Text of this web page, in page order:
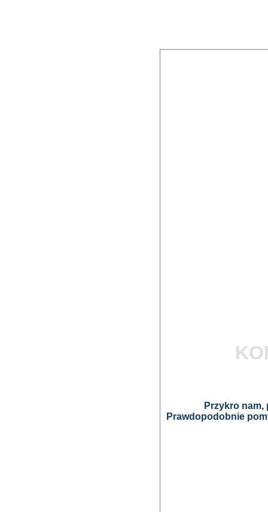
Przykro
Prawdopodobnie